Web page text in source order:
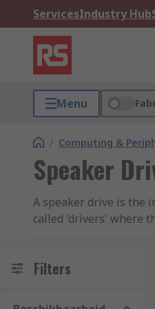
ServicesIndustry Hub
Menu
/ Computing &
Speaker
A speaker drive is the
called 'drivers' where
They work by
Filters